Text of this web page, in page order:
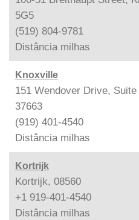
5G5
(519) 804-9781
Distância milhas
Knoxville
151 Wendover Drive,
37663
(919) 401-4540
Distância milhas
Kortrijk
Kortrijk, 08560
+1 919-401-4540
Distância milhas